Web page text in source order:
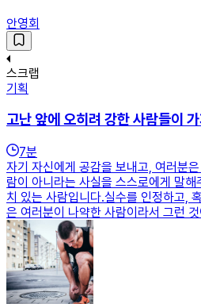
안영회
스크랩
기획
고난 앞에 오히려 강한 사람들이
7분
자기 자신에게 공감을 보내고, 여러분
람이 아니라는 사실을 스스로에게 말
치 있는 사람입니다.실수를 인정하고,
은 여러분이 나약한 사람이라서 그런